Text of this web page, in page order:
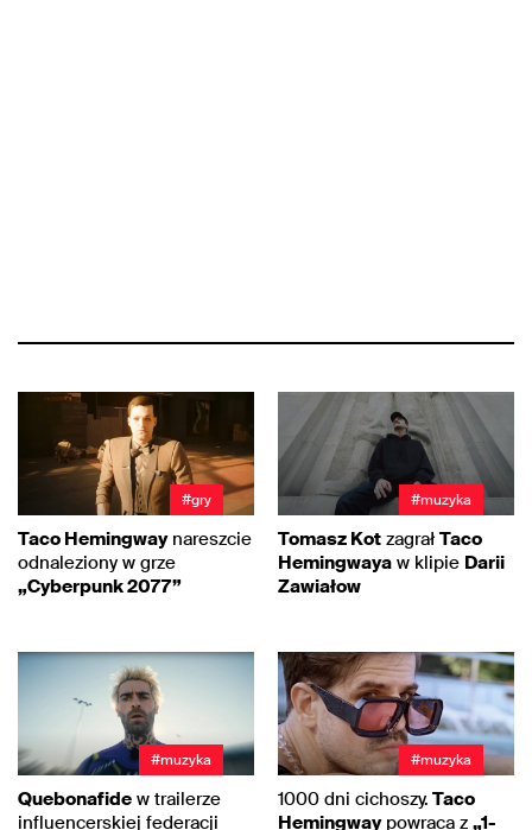
#gry
Taco Hemingwaynareszcie
odnaleziony w grze
„Cyberpunk 2077”
#muzyka
Tomasz Kot zagrał Taco
Hemingwaya w klipie Darii
Zawiałow
#muzyka
Quebonafide w trailerze
influencerskiej federacji
#muzyka
1000 dni cichoszy. Taco
Hemingwaypowraca z „1-